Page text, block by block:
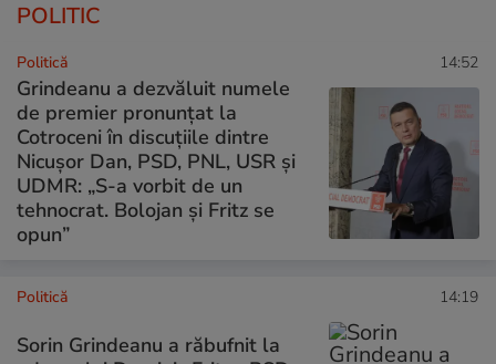
POLITIC
Politică 14:52
Grindeanu a dezvăluit numele
de premier pronunțat la
Cotroceni în discuțiile dintre
Nicușor Dan, PSD, PNL, USR și
UDMR: „S-a vorbit de un
tehnocrat. Bolojan și Fritz se
opun”
Politică 14:19
Sorin Grindeanu a răbufnit la